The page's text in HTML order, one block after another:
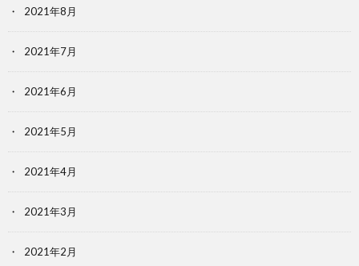
2021年8月
2021年7月
2021年6月
2021年5月
2021年4月
2021年3月
2021年2月